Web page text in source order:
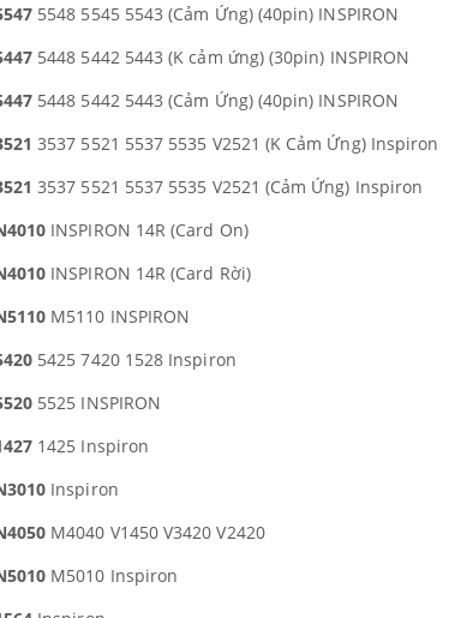
5548 5545 5543 (Cảm Ứng) (40pin) INSPIRON
5448 5442 5443 (K cảm ứng) (30pin) INSPIRON
5448 5442 5443 (Cảm Ứng) (40pin) INSPIRON
3537 5521 5537 5535 V2521 (K Cảm Ứng) Inspiron
3537 5521 5537 5535 V2521 (Cảm Ứng) Inspiron
INSPIRON 14R (Card On)
INSPIRON 14R (Card Rời)
M5110 INSPIRON
5425 7420 1528 Inspiron
5525 INSPIRON
1425 Inspiron
Inspiron
M4040 V1450 V3420 V2420
M5010 Inspiron